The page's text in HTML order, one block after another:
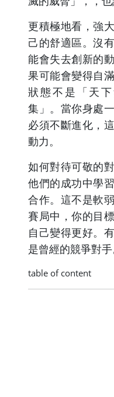
更積極地看，強
己的舒適區。沒
能會失去創新的
果可能會變得自
狀態不是「天
集」。當你身處
必須不斷進化，
動力。
如何對待可敬的
他們的成功中學
合作。這不是軟
賽局中，你的目
自己變得更好。
是曾經的競爭對手
table of content